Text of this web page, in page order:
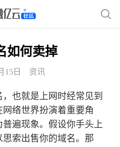
如何卖掉
15日 资讯
也就是上网时经常见到
络世界扮演着重要角
遍现象。假设你手头上
索出售你的域名。那